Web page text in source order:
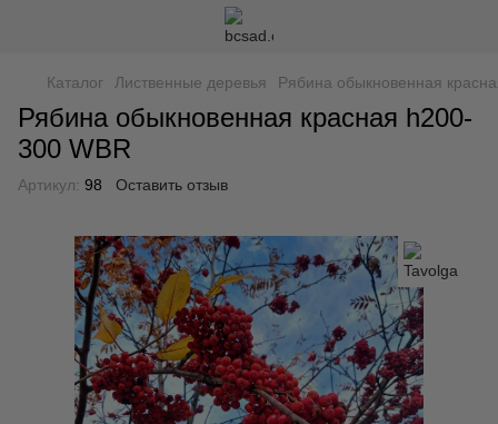
Каталог Лиственные деревья Рябина обыкновенная
Рябина обыкновенная красная h200-
300 WBR
Артикул: 98 Оставить отзыв